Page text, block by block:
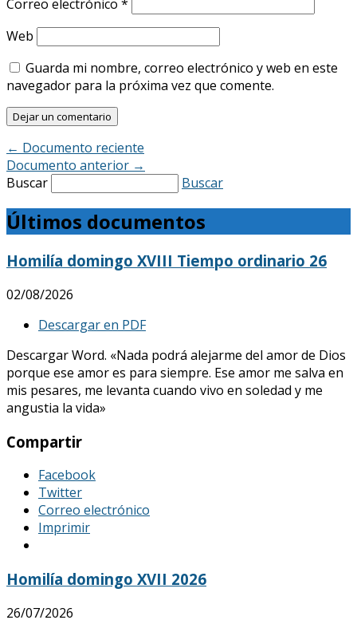
Correo electrónico *
Web
Guarda mi nombre, correo electrónico y web en este
navegador para la próxima vez que comente.
← Documento reciente
Documento anterior →
Buscar
Buscar
Últimos documentos
Homilía domingo XVIII Tiempo ordinario 26
02/08/2026
Descargar en PDF
Descargar Word. «Nada podrá alejarme del amor de Dios
porque ese amor es para siempre. Ese amor me salva en
mis pesares, me levanta cuando vivo en soledad y me
angustia la vida»
Compartir
Facebook
Twitter
Correo electrónico
Imprimir
Homilía domingo XVII 2026
26/07/2026